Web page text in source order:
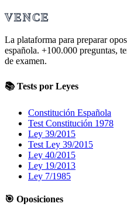
VENCE
La plataforma para preparar
española. +100.000 preguntas,
de examen.
📚 Tests por Leyes
Constitución Española
Test Constitución 1978
Ley 39/2015
Test Ley 39/2015
Ley 40/2015
Ley 19/2013
Ley 7/1985
🎯 Oposiciones